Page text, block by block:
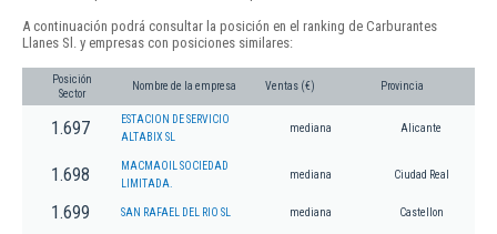
A continuación podrá consultar la posición en el ranking de Carburantes
Llanes Sl. y empresas con posiciones similares:
Posición
Sector
Nombre de la empresa Ventas (€) Provincia
1.697
ESTACION DE SERVICIO
ALTABIX SL
mediana Alicante
1.698
MACMAOIL SOCIEDAD
LIMITADA.
mediana Ciudad Real
1.699 SAN RAFAEL DEL RIO SL mediana Castellon